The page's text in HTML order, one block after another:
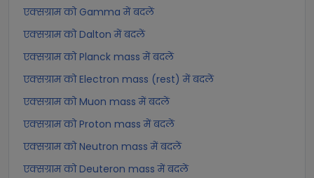
एक्सग्राम को Gamma में बदलें
एक्सग्राम को Dalton में बदलें
एक्सग्राम को Planck mass में बदलें
एक्सग्राम को Electron mass (rest) में बदलें
एक्सग्राम को Muon mass में बदलें
एक्सग्राम को Proton mass में बदलें
एक्सग्राम को Neutron mass में बदलें
एक्सग्राम को Deuteron mass में बदलें